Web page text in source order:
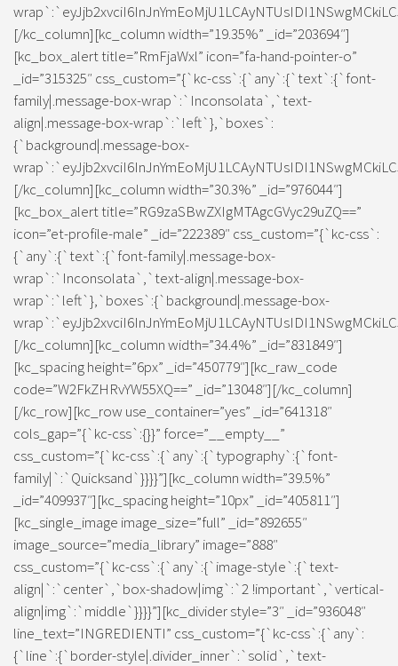
[/kc_column][kc_column width=”19.35%” _id=”203694″]
[kc_box_alert title=”RmFjaWxl” icon=”fa-hand-pointer-o”
_id=”315325″ css_custom=”{`kc-css`:{`any`:{`text`:{`font-
family|.message-box-wrap`:`Inconsolata`,`text-
align|.message-box-wrap`:`left`},`boxes`:
{`background|.message-box-
[/kc_column][kc_column width=”30.3%” _id=”976044″]
[kc_box_alert title=”RG9zaSBwZXIgMTAgcGVyc29uZQ==”
icon=”et-profile-male” _id=”222389″ css_custom=”{`kc-css`:
{`any`:{`text`:{`font-family|.message-box-
wrap`:`Inconsolata`,`text-align|.message-box-
wrap`:`left`},`boxes`:{`background|.message-box-
[/kc_column][kc_column width=”34.4%” _id=”831849″]
[kc_spacing height=”6px” _id=”450779″][kc_raw_code
code=”W2FkZHRvYW55XQ==” _id=”13048″][/kc_column]
[/kc_row][kc_row use_container=”yes” _id=”641318″
cols_gap=”{`kc-css`:{}}” force=”__empty__”
css_custom=”{`kc-css`:{`any`:{`typography`:{`font-
family|`:`Quicksand`}}}}”][kc_column width=”39.5%”
_id=”409937″][kc_spacing height=”10px” _id=”405811″]
[kc_single_image image_size=”full” _id=”892655″
image_source=”media_library” image=”888″
css_custom=”{`kc-css`:{`any`:{`image-style`:{`text-
align|`:`center`,`box-shadow|img`:`2 !important`,`vertical-
align|img`:`middle`}}}}”][kc_divider style=”3″ _id=”936048″
line_text=”INGREDIENTI” css_custom=”{`kc-css`:{`any`:
{`line`:{`border-style|.divider_inner`:`solid`,`text-